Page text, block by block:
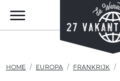
HOME EUROPA FRANKRIJK